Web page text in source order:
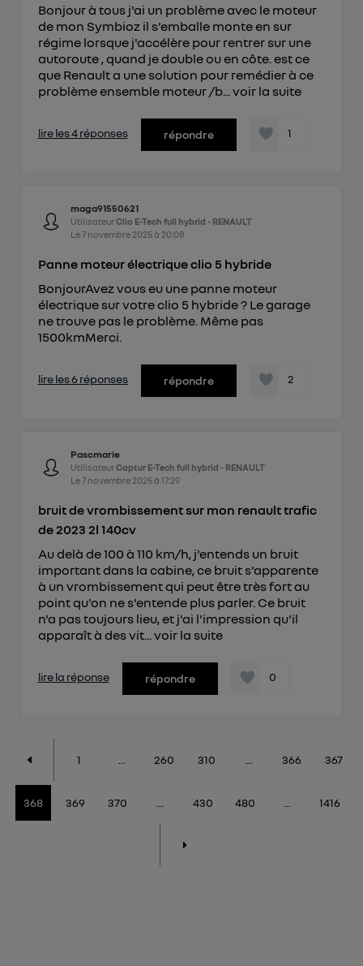
Bonjour à tous j'ai un problème avec le moteur
de mon Symbioz il s'emballe monte en sur
régime lorsque j'accélère pour rentrer sur une
autoroute , quand je double ou en côte. est ce
que Renault a une solution pour remédier à ce
problème ensemble moteur /b... voir la suite
lire les 4 réponses répondre 1
maga91550621
UtilisateurClio E-Tech full hybrid - RENAULT
Le7 novembre 2025à 20:08
Panne moteur électrique clio 5 hybride
BonjourAvez vous eu une panne moteur
électrique sur votre clio 5 hybride ? Le garage
ne trouve pas le problème. Même pas
1500kmMerci.
lire les 6 réponses répondre 2
Pascmarie
UtilisateurCaptur E-Tech full hybrid - RENAULT
Le7 novembre 2025à 17:29
bruit de vrombissement sur mon renault trafic
de 2023 2l 140cv
Au delà de 100 à 110 km/h, j'entends un bruit
important dans la cabine, ce bruit s'apparente
à un vrombissement qui peut être très fort au
point qu'on ne s'entende plus parler. Ce bruit
n'a pas toujours lieu, et j'ai l'impression qu'il
apparaît à des vit...voir la suite
lire la réponse répondre 0
1 260 310 366 367
368 369 370 430 480 1416